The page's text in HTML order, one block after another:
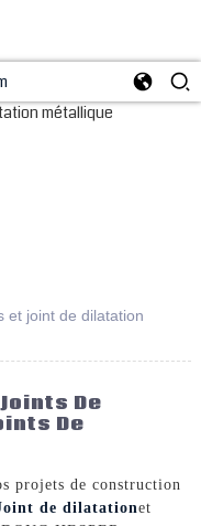
et joint de dilatation
De
De
projets de construction
de dilatationet